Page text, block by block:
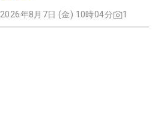
2026年8月7日 (金) 10時04分 1